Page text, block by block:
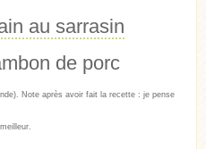
au sarrasin
de porc
Note après avoir fait la recette : je pense